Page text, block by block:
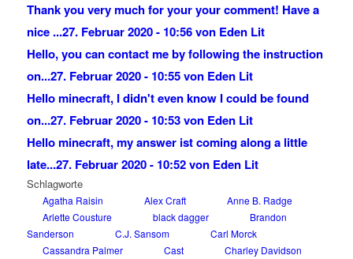
Thank you very much for your your comment! Have a
nice ...27. Februar 2020 - 10:56 von Eden Lit
Hello, you can contact me by following the instruction
on...27. Februar 2020 - 10:55 von Eden Lit
Hello minecraft, I didn't even know I could be found
on...27. Februar 2020 - 10:53 von Eden Lit
Hello minecraft, my answer ist coming along a little
late...27. Februar 2020 - 10:52 von Eden Lit
Schlagworte
Agatha Raisin Alex Craft
Anne B. Radge
Arlette Cousture
black dagger
Brandon
Sanderson
C.J. Sansom
Carl Morck
Cassandra Palmer
Cast
Charley Davidson